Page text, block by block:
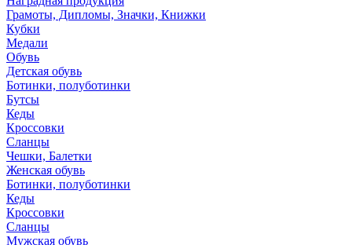
Грамоты, Дипломы, Значки, Книжки
Кубки
Медали
Обувь
Детская обувь
Ботинки, полуботинки
Бутсы
Кеды
Кроссовки
Сланцы
Чешки, Балетки
Женская обувь
Ботинки, полуботинки
Кеды
Кроссовки
Сланцы
Мужская обувь